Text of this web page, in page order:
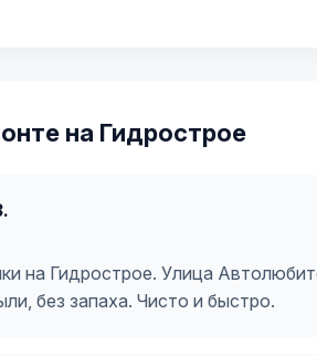
на Гидрострое
на Гидрострое. Улица
без запаха. Чисто и быстро.